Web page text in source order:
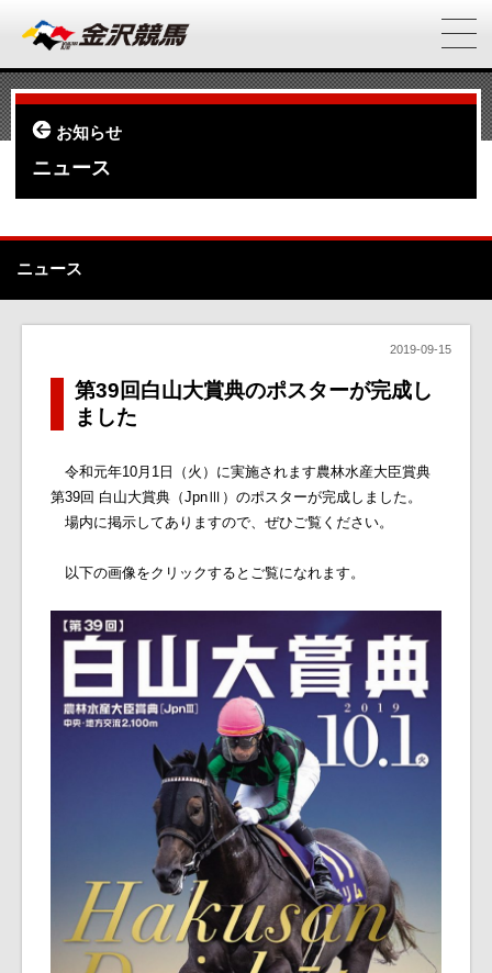
お知らせ
ニュース
ニュース
2019-09-15
第39回白山大賞典のポスターが完成し
ました
令和元年10月1日（火）に実施されます農林水産大臣賞典
第39回 白山大賞典（JpnⅢ）のポスターが完成しました。
場内に掲示してありますので、ぜひご覧ください。
以下の画像をクリックするとご覧になれます。